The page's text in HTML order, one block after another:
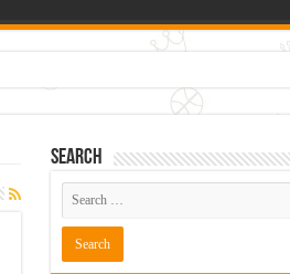
Search